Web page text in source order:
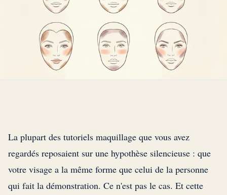
La plupart des tutoriels maquillage que vous avez
regardés reposaient sur une hypothèse silencieuse : que
votre visage a la même forme que celui de la personne
qui fait la démonstration. Ce n'est pas le cas. Et cette